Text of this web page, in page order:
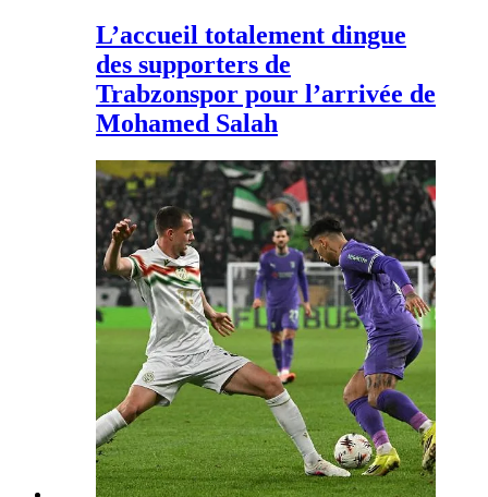
L’accueil totalement dingue
des supporters de
Trabzonspor pour l’arrivée de
Mohamed Salah